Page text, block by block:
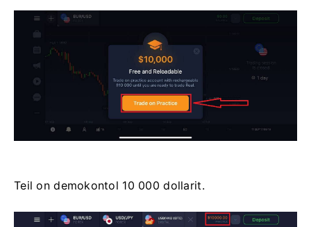
Teil on demokontol 10 000 dollarit.